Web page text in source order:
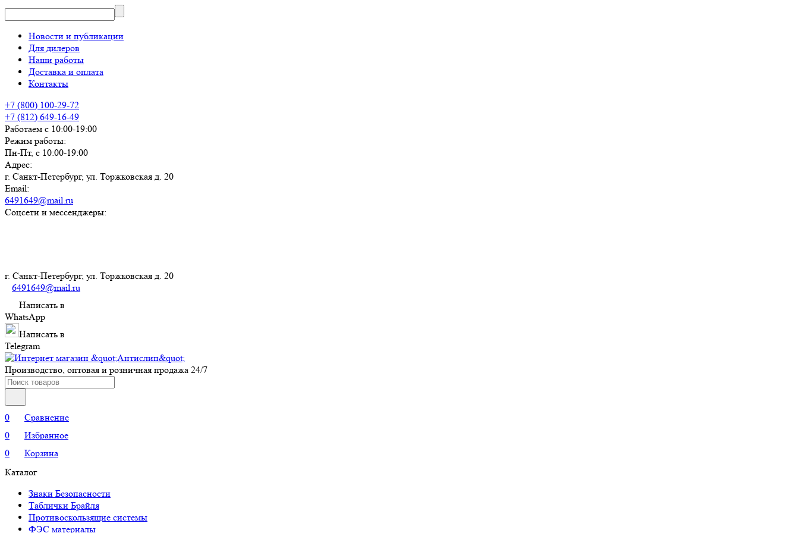
Новости и публикации
Для дилеров
Наши работы
Доставка и оплата
Контакты
+7 (800) 100-29-72
+7 (812) 649-16-49
Работаем с 10:00-19:00
Режим работы:
Пн-Пт, с 10:00-19:00
Адрес:
г. Санкт-Петербург, ул. Торжковская д. 20
Email:
6491649@mail.ru
Соцсети и мессенджеры:
г. Санкт-Петербург, ул. Торжковская д. 20
6491649@mail.ru
Написать в
WhatsApp
Написать в
Telegram
Производство, оптовая и розничная продажа 24/7
0
Сравнение
0
Избранное
0
Корзина
Каталог
Знаки Безопасности
Таблички Брайля
Противоскользящие системы
ФЭС материалы